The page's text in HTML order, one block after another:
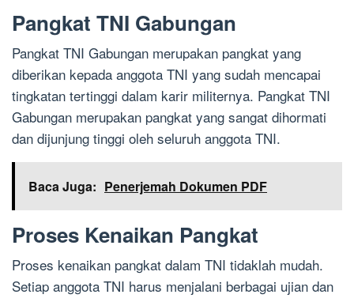
Pangkat TNI Gabungan
Pangkat TNI Gabungan merupakan pangkat yang
diberikan kepada anggota TNI yang sudah mencapai
tingkatan tertinggi dalam karir militernya. Pangkat TNI
Gabungan merupakan pangkat yang sangat dihormati
dan dijunjung tinggi oleh seluruh anggota TNI.
Baca Juga: Penerjemah Dokumen PDF
Proses Kenaikan Pangkat
Proses kenaikan pangkat dalam TNI tidaklah mudah.
Setiap anggota TNI harus menjalani berbagai ujian dan